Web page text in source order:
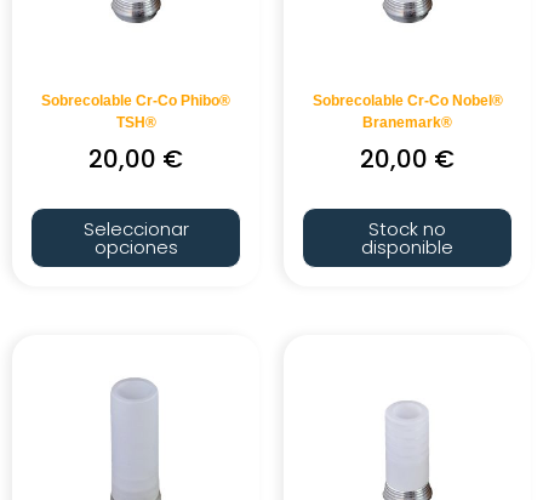
Sobrecolable Cr-Co Phibo®
TSH®
20,00 €
Seleccionar
opciones
Sobrecolable Cr-Co Nobel®
Branemark®
20,00 €
Stock no
disponible